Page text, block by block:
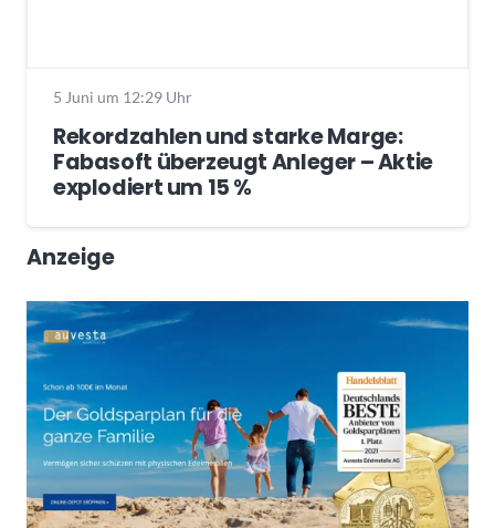
5 Juni um 12:29 Uhr
Rekordzahlen und starke Marge:
Fabasoft überzeugt Anleger – Aktie
explodiert um 15 %
Anzeige